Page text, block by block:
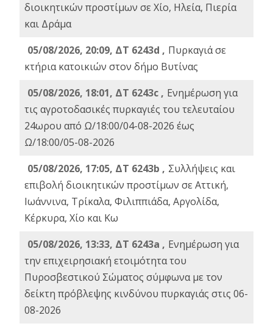
διοικητικών προστίμων σε Χίο, Ηλεία, Πιερία
και Δράμα
05/08/2026, 20:09, ΔΤ 6243d , Πυρκαγιά σε
κτήρια κατοικιών στον δήμο Βυτίνας
05/08/2026, 18:01, ΔΤ 6243c , Ενημέρωση για
τις αγροτοδασικές πυρκαγιές του τελευταίου
24ωρου από Ω/18:00/04-08-2026 έως
Ω/18:00/05-08-2026
05/08/2026, 17:05, ΔΤ 6243b , Συλλήψεις και
επιβολή διοικητικών προστίμων σε Αττική,
Ιωάννινα, Τρίκαλα, Φιλιππιάδα, Αργολίδα,
Κέρκυρα, Χίο και Κω
05/08/2026, 13:33, ΔΤ 6243a , Ενημέρωση για
την επιχειρησιακή ετοιμότητα του
Πυροσβεστικού Σώματος σύμφωνα με τον
δείκτη πρόβλεψης κινδύνου πυρκαγιάς στις 06-
08-2026